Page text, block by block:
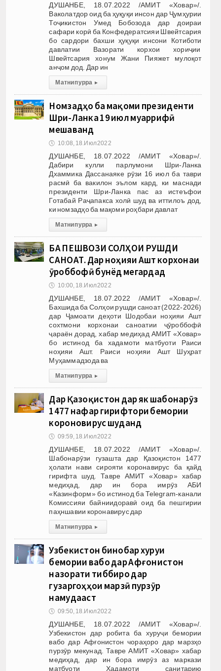
ДУШАНБЕ, 18.07.2022 /АМИТ «Ховар»/.
Ваколатдор оид ба ҳуқуқи инсон дар Ҷумҳурии
Тоҷикистон Умед Бобозода дар доираи
сафари корӣ ба Конфедератсияи Швейтсария
бо сардори бахши ҳуқуқи инсони Котиботи
давлатии Вазорати корхои хориҷии
Швейтсария хонум Жани Пияжет мулоқот
анҷом дод. Дар ин
Матни пурра ▸
Номзадҳо ба мақоми президенти
Шри-Ланка 19 июл муаррифӣ
мешаванд
🕔 10:08, 18.Июл 2022
ДУШАНБЕ, 18.07.2022 /АМИТ «Ховар»/.
Дабири кулли парлумони Шри-Ланка
Дхаммика Дассанаяке рӯзи 16 июл ба таври
расмӣ ба вакилон эълом кард, ки маснади
президенти Шри-Ланка пас аз истеъфои
Готабай Раҷапакса холӣ шуд ва иттилоъ дод,
ки номзадҳо ба мақоми роҳбари давлат
Матни пурра ▸
БА ПЕШВОЗИ СОЛҲОИ РУШДИ
САНОАТ. Дар ноҳияи Ашт корхонаи
ҷӯроббофӣ бунёд мегардад
🕔 10:00, 18.Июл 2022
ДУШАНБЕ, 18.07.2022 /АМИТ «Ховар»/.
Бахшида ба Солҳои рушди саноат (2022-2026)
дар Ҷамоати деҳоти Шодобаи ноҳияи Ашт
сохтмони корхонаи саноатии ҷӯроббофӣ
ҷараён дорад, хабар медиҳад АМИТ «Ховар»
бо истинод ба хадамоти матбуоти Раиси
ноҳияи Ашт. Раиси ноҳияи Ашт Шуҳрат
Муҳаммадзода ва
Матни пурра ▸
Дар Қазоқистон дар як шабонарӯз
1477 нафар гирифтори бемории
короновирус шуданд
🕔 09:59, 18.Июл 2022
ДУШАНБЕ, 18.07.2022 /АМИТ «Ховар»/.
Шабонарӯзи гузашта дар Қазоқистон 1477
ҳолати нави сирояти коронавирус ба қайд
гирифта шуд. Тавре АМИТ «Ховар» хабар
медиҳад, дар ин бора имрӯз АБИ
«Казинформ» бо истинод ба Telegram-канали
Комиссияи байниидоравӣ оид ба пешгирии
паҳншавии коронавирус дар
Матни пурра ▸
Узбекистон бинобар хуруҷи
бемории вабо дар Афғонистон
назорати тиббиро дар
гузаргоҳҳои марзӣ пурзӯр
намудааст
🕔 09:50, 18.Июл 2022
ДУШАНБЕ, 18.07.2022 /АМИТ «Ховар»/.
Узбекистон дар робита ба хуруҷи бемории
вабо дар Афғонистон чораҳоро дар марзҳо
пурзӯр мекунад. Тавре АМИТ «Ховар» хабар
медиҳад, дар ин бора имрӯз аз маркази
матбуоти Хадамоти санитарию